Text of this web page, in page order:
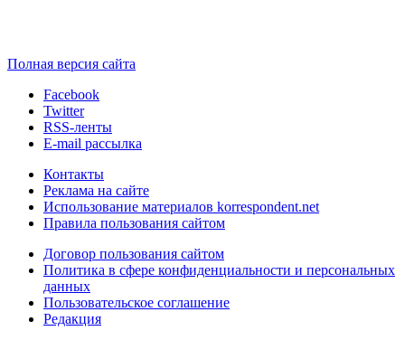
Полная версия сайта
Facebook
Twitter
RSS-ленты
E-mail рассылка
Контакты
Реклама на сайте
Использование материалов korrespondent.net
Правила пользования сайтом
Договор пользования сайтом
Политика в сфере конфиденциальности и персональных
данных
Пользовательское соглашение
Редакция